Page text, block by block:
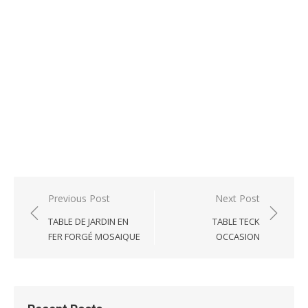
Post
navigation
Previous Post
TABLE DE JARDIN EN
FER FORGÉ MOSAIQUE
Next Post
TABLE TECK
OCCASION